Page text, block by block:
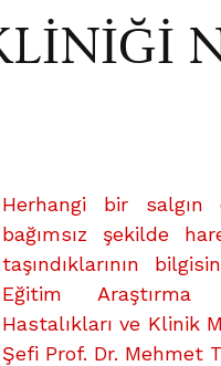
Herhangi bir salgın
bağımsız şekilde
taşındıklarının
Eğitim Araştırma
Hastalıkları ve Klinik
Şefi Prof. Dr. Mehmet